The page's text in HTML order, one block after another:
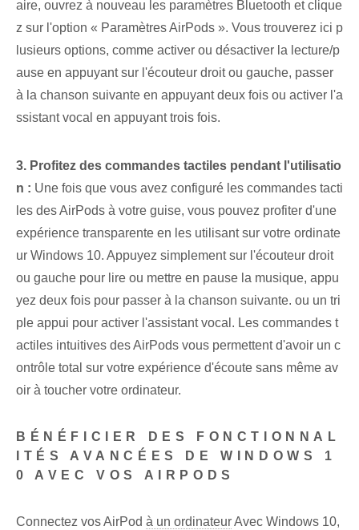
aire, ouvrez à nouveau les paramètres Bluetooth et clique
z sur l'option « Paramètres AirPods ». Vous trouverez ici p
lusieurs options, comme activer ou désactiver la lecture/p
ause en appuyant⁢ sur l'écouteur droit⁢ ou gauche, passer
à la chanson suivante en appuyant deux fois‍ ou activer l'a
ssistant vocal en appuyant trois fois.
3. ⁢Profitez des ⁤commandes tactiles pendant l'utilisatio
n : ‌Une fois que vous avez configuré les commandes tacti
les des ⁢AirPods‍ à votre guise, vous pouvez profiter d'une
expérience transparente en les utilisant sur votre ordinate
ur Windows 10. Appuyez simplement sur l'écouteur droit
ou gauche pour lire ou mettre en pause la musique, appu
yez deux fois pour passer à la chanson suivante. ou un tri
ple appui pour activer l'assistant vocal. Les commandes t
actiles intuitives des AirPods vous permettent d'avoir un c
ontrôle total sur votre expérience d'écoute sans même av
oir à toucher votre ordinateur.
BÉNÉFICIER DES FONCTIONNAL
ITÉS AVANCÉES DE WINDOWS 1
0 AVEC VOS AIRPODS
Connectez vos AirPod à un ordinateurAvec Windows 10,